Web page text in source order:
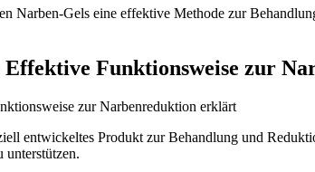
Narben-Gels eine effektive Methode zur
Effektive Funktionsweise zur
zur Narbenreduktion erklärt
entwickeltes Produkt zur Behandlung und
unterstützen.